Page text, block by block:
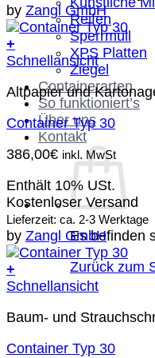
Reifen
Sperrmüll
XPS Platten
Ziegel
Containerarten
So funktioniert’s
Über uns
Kontakt
Es befinden
Zurück zum
by Zangl GmbH
+
Schnellansicht
Altpapier und
Container Typ 30
386,00€ inkl. MwSt
Enthält 10% USt.
Kostenloser Versand
Lieferzeit: ca. 2-3 Werktage
by Zangl GmbH
+
Schnellansicht
Baum- und
Container Typ 30